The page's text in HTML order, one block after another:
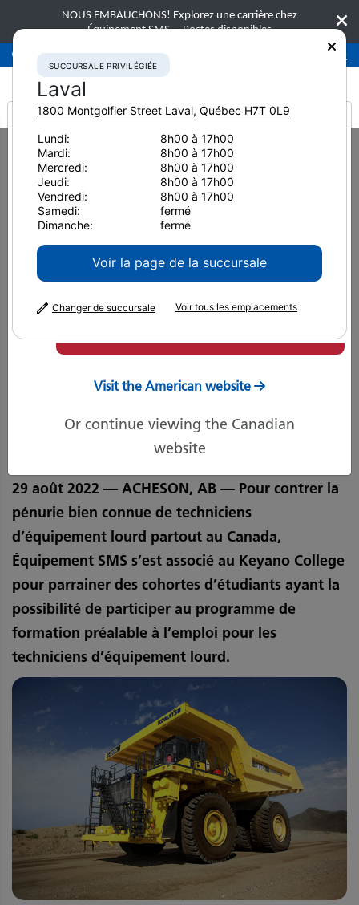
NOUS EMBAUCHONS! Explorez une carrière chez
Équipement SMS. Postes disponibles
Succursale privilégiéeLaval 450-781-9600
Home News & Resources Press Releases
Équipement SMS et le Keyano College s’associent pour accélérer la
formation des techniciens d’équipe
Équipement SMS et le
Keyano College s’associent
pour accélérer la formation
des techniciens d’équipement
lourd en Alberta
29 août 2022 — ACHESON, AB — Pour contrer la
pénurie bien connue de techniciens
d’équipement lourd partout au Canada,
Équipement SMS s’est associé au Keyano College
pour parrainer des cohortes d’étudiants ayant la
possibilité de participer au programme de
formation préalable à l’emploi pour les
techniciens d’équipement lourd.
It looks like you are
from America
Visit the American website
Or continue viewing the Canadian
website
SUCCURSALE PRIVILÉGIÉE
Laval
1800 Montgolfier Street Laval, Québec H7T 0L9
Lundi:
8h00 à 17h00
Mardi:
8h00 à 17h00
Mercredi:
8h00 à 17h00
Jeudi:
8h00 à 17h00
Vendredi:
8h00 à 17h00
Samedi:
fermé
Dimanche:
fermé
Voir la page de la succursale
Changer de succursale Voir tous les emplacements